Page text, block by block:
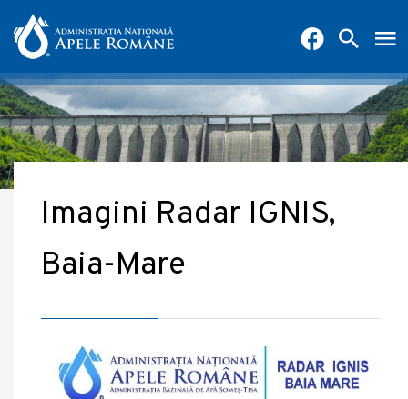
Imagini Radar IGNIS,
Baia-Mare